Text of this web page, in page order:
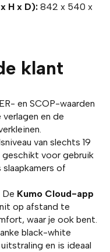
H x D): 842 x 540 x
klant
en SCOP-waarden
en de
van slechts 19
voor gebruik
of
De Kumo Cloud-app
op afstand te
waar je ook bent.
black-white
en is ideaal